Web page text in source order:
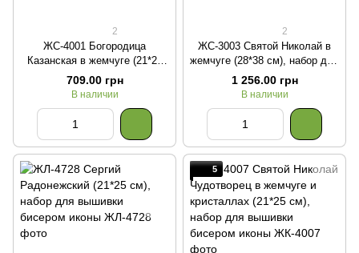
2
ЖС-4001 Богородица
Казанская в жемчуге (21*25
см), набор для вышивки
бисером иконы
709.00 грн
В наличии
2
ЖС-3003 Святой Николай в
жемчуге (28*38 см), набор для
вышивки бисером иконы
1 256.00 грн
В наличии
5